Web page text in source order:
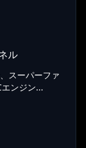
ル
スーパーファ
ンジン...